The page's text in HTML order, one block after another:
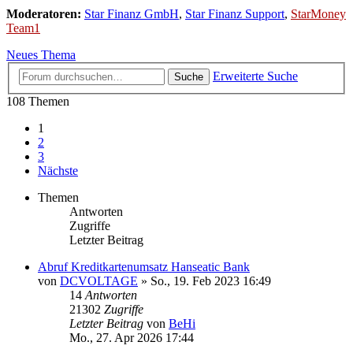
Moderatoren: Star Finanz GmbH, Star Finanz Support, StarMoney
Team1
Neues Thema
Suche
Erweiterte Suche
108 Themen
1
2
3
Nächste
Themen
Antworten
Zugriffe
Letzter Beitrag
Abruf Kreditkartenumsatz Hanseatic Bank
von DCVOLTAGE » So., 19. Feb 2023 16:49
14 Antworten
21302 Zugriffe
Letzter Beitrag von BeHi
Mo., 27. Apr 2026 17:44